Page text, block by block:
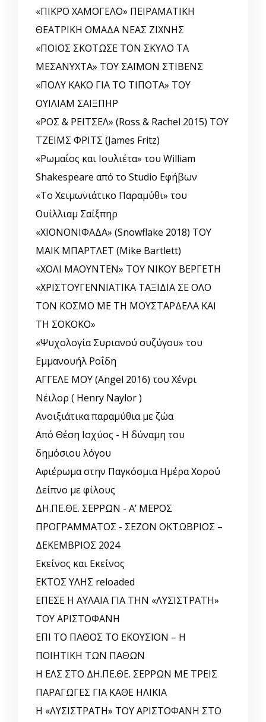
«ΠΙΚΡΟ ΧΑΜΟΓΕΛΟ» ΠΕΙΡΑΜΑΤΙΚΗ
ΘΕΑΤΡΙΚΗ ΟΜΑΔΑ ΝΕΑΣ ΖΙΧΝΗΣ
«ΠΟΙΟΣ ΣΚΟΤΩΣΕ ΤΟΝ ΣΚΥΛΟ ΤΑ
ΜΕΣΑΝΥΧΤΑ» ΤΟΥ ΣΑΪΜΟΝ ΣΤΙΒΕΝΣ
«ΠΟΛΥ ΚΑΚΟ ΓΙΑ ΤΟ ΤΙΠΟΤΑ» ΤΟΥ
ΟΥΙΛΙΑΜ ΣΑΙΞΠΗΡ
«ΡΟΣ & ΡΕΪΤΣΕΛ» (Ross & Rachel 2015) ΤΟΥ
ΤΖΕΙΜΣ ΦΡΙΤΣ (James Fritz)
«Ρωμαίος και Ιουλιέτα» του William
Shakespeare από το Studio Εφήβων
«Το Χειμωνιάτικο Παραμύθι» του
Ουίλλιαμ Σαίξπηρ
«ΧΙΟΝΟΝΙΦΑΔΑ» (Snowflake 2018) ΤΟΥ
ΜΑΙΚ ΜΠΑΡΤΛΕΤ (Mike Bartlett)
«ΧΟΛΙ ΜΑΟΥΝΤΕΝ» ΤΟΥ ΝΙΚΟΥ ΒΕΡΓΕΤΗ
«ΧΡΙΣΤΟΥΓΕΝΝΙΑΤΙΚΑ ΤΑΞΙΔΙΑ ΣΕ ΟΛΟ
ΤΟΝ ΚΟΣΜΟ ΜΕ ΤΗ ΜΟΥΣΤΑΡΔΕΛΑ ΚΑΙ
ΤΗ ΣΟΚΟΚΟ»
«Ψυχολογία Συριανού συζύγου» του
Εμμανουήλ Ροΐδη
ΑΓΓΕΛΕ ΜΟΥ (Angel 2016) του Χένρι
Νέιλορ ( Henry Naylor )
Ανοιξιάτικα παραμύθια με ζώα
Από Θέση Ισχύος - Η δύναμη του
δημόσιου λόγου
Αφιέρωμα στην Παγκόσμια Ημέρα Χορού
Δείπνο με φίλους
ΔΗ.ΠΕ.ΘΕ. ΣΕΡΡΩΝ - Α’ ΜΕΡΟΣ
ΠΡΟΓΡΑΜΜΑΤΟΣ - ΣΕΖΟΝ ΟΚΤΩΒΡΙΟΣ –
ΔΕΚΕΜΒΡΙΟΣ 2024
Εκείνος και Εκείνος
ΕΚΤΟΣ ΥΛΗΣ reloaded
ΕΠΕΣΕ Η ΑΥΛΑΙΑ ΓΙΑ ΤΗΝ «ΛΥΣΙΣΤΡΑΤΗ»
ΤΟΥ ΑΡΙΣΤΟΦΑΝΗ
ΕΠΙ ΤΟ ΠΑΘΟΣ ΤΟ ΕΚΟΥΣΙΟΝ – Η
ΠΟΙΗΤΙΚΗ ΤΩΝ ΠΑΘΩΝ
Η ΕΛΣ ΣΤΟ ΔΗ.ΠΕ.ΘΕ. ΣΕΡΡΩΝ ΜΕ ΤΡΕΙΣ
ΠΑΡΑΓΩΓΕΣ ΓΙΑ ΚΑΘΕ ΗΛΙΚΙΑ
Η «ΛΥΣΙΣΤΡΑΤΗ» ΤΟΥ ΑΡΙΣΤΟΦΑΝΗ ΣΤΟ